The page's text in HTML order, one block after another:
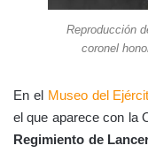
Reproducción
coronel
En el Museo del
el que aparece con la
Regimiento de